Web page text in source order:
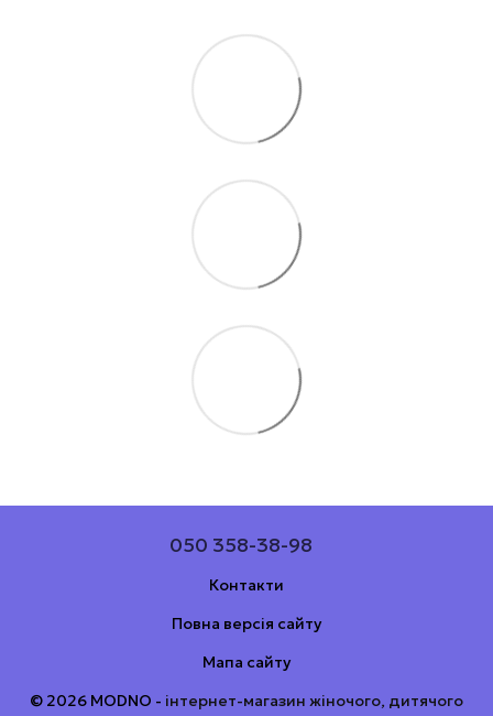
050 358-38-98
Контакти
Повна версія сайту
Мапа сайту
© 2026 MODNO - інтернет-магазин жіночого, дитячого